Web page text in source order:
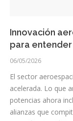
Innovación
para
06/05/2026
El sector
acelerada. Lo que
potencias ahora
alianzas que